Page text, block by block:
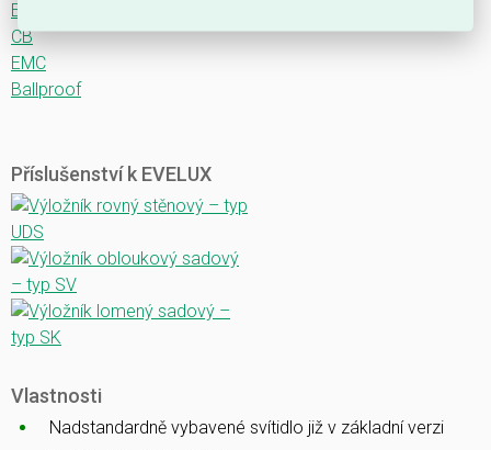
ENEC
CB
EMC
Ballproof
Příslušenství k EVELUX
Vlastnosti
Nadstandardně vybavené svítidlo již v základní verzi